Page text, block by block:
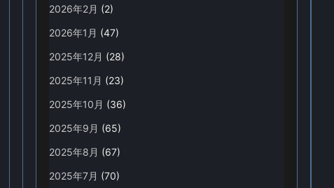
2026年2月 (2)
2026年1月 (47)
2025年12月 (28)
2025年11月 (23)
2025年10月 (36)
2025年9月 (65)
2025年8月 (67)
2025年7月 (70)